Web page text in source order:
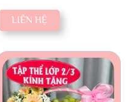
NIỀM VUI
LIÊN HỆ